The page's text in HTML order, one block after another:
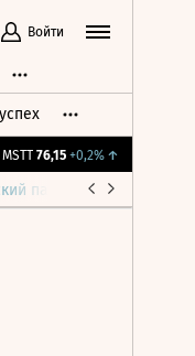
Войти
MSTT 76,15 +0,2%↑
парламент